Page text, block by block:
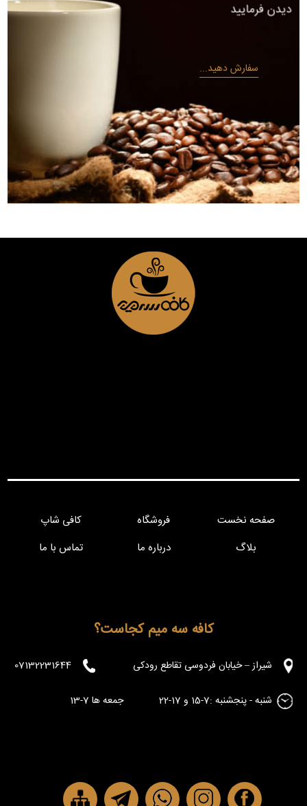
سفارش دهید...
صفحه نخست فروشگاه
کافی شاپ
بلاگ
درباره ما تماس با ما
کافه سه میم کجاست؟
شیراز – خیابان فردوسی تقاطع رودکی 07132231644
شنبه - پنجشنبه :7-15 و 17-22 جمعه ها 7-13